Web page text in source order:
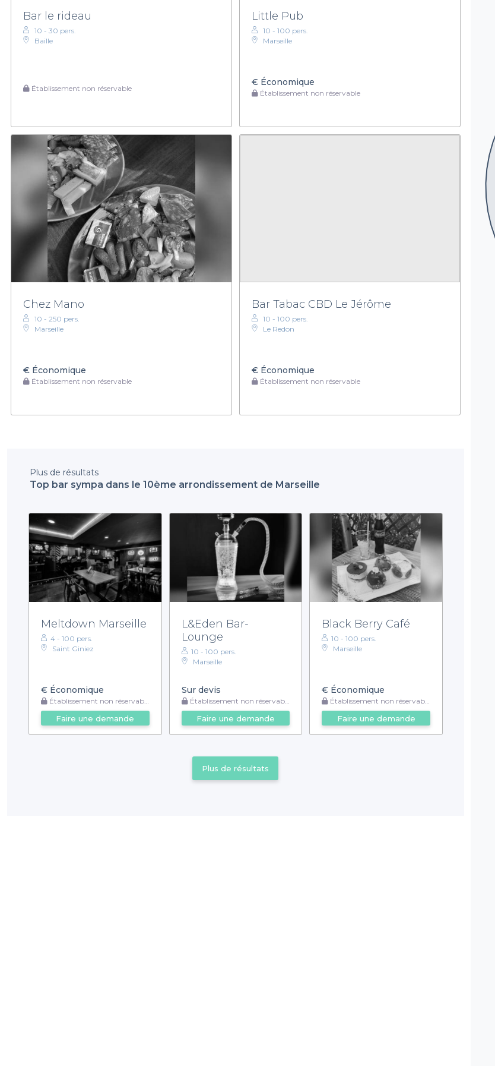
Bar le rideau
10 - 30 pers.
Baille
Établissement non réservable
Little Pub
10 - 100 pers.
Marseille
€Économique
Établissement non réservable
Chez Mano
10 - 250 pers.
Marseille
€ Économique
Établissement non réservable
Bar Tabac CBD Le Jérôme
10 - 100 pers.
Le Redon
€Économique
Établissement non réservable
Plus de résultats
Top bar sympa dans le 10ème arrondissement de Marseille
Meltdown Marseille
4 - 100 pers.
Saint Giniez
€ Économique
Établissement non réservable
Faire une demande
L&Eden Bar-
Lounge
10 - 100 pers.
Marseille
Sur devis
Établissement non réservable
Faire une demande
Black Berry Café
10 - 100 pers.
Marseille
€ Économique
Établissement non réservable
Faire une demande
Plus de résultats